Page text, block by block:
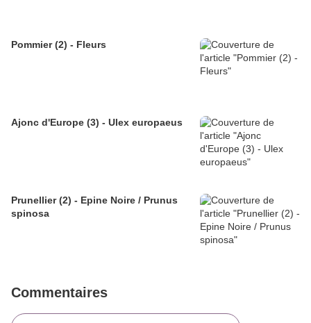
Pommier (2) - Fleurs
Ajonc d'Europe (3) - Ulex europaeus
Prunellier (2) - Epine Noire / Prunus
spinosa
Commentaires